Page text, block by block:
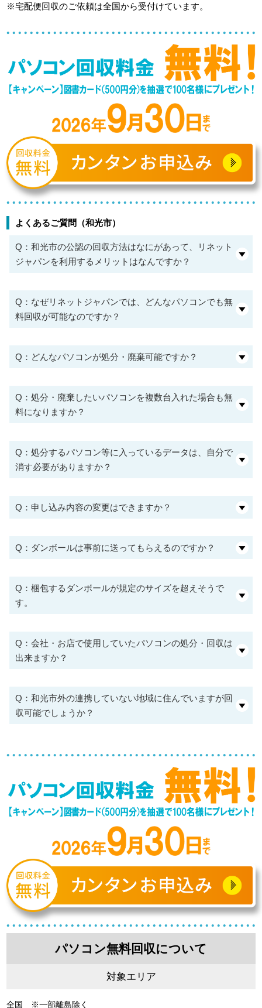
※宅配便回収のご依頼は全国から受付けています。
よくあるご質問（和光市）
Q：和光市の公認の回収方法はなにがあって、リネット
ジャパンを利用するメリットはなんですか？
Q：なぜリネットジャパンでは、どんなパソコンでも無
料回収が可能なのですか？
Q：どんなパソコンが処分・廃棄可能ですか？
Q：処分・廃棄したいパソコンを複数台入れた場合も無
料になりますか？
Q：処分するパソコン等に入っているデータは、自分で
消す必要がありますか？
Q：申し込み内容の変更はできますか？
Q：ダンボールは事前に送ってもらえるのですか？
Q：梱包するダンボールが規定のサイズを超えそうで
す。
Q：会社・お店で使用していたパソコンの処分・回収は
出来ますか？
Q：和光市外の連携していない地域に住んでいますが回
収可能でしょうか？
パソコン無料回収について
対象エリア
全国 ※一部離島除く